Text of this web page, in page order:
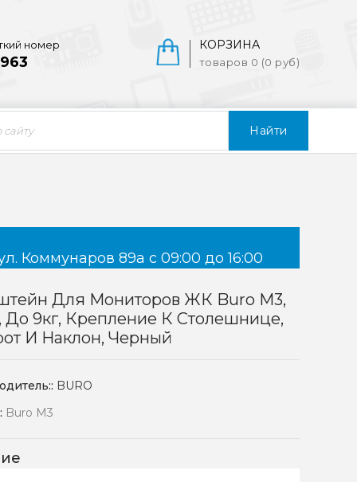
Найти
КОРЗИНА
товаров 0 (0 руб)
номер
963
Коммунаров 89а с 09:00 до 16:00
Для Мониторов ЖК Buro M3,
До 9кг, Крепление К Столешнице,
И Наклон, Черный
BURO
Buro M3